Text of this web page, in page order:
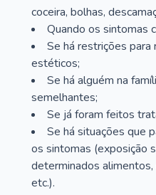
coceira, bolhas,
Quando os sintomas
Se há restrições
estéticos;
Se há alguém na
semelhantes;
Se já foram feitos
Se há situações que
os sintomas (exposição
determinados
etc.).